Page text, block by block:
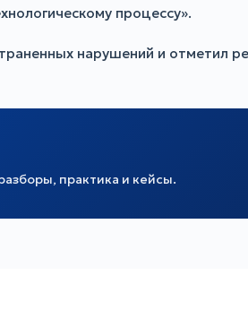
процессу».
нарушений и отметил
практика и кейсы.